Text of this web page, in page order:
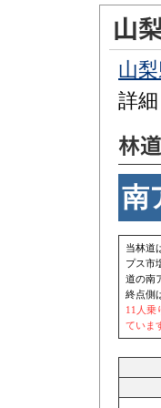
山
詳細
南
当林道
プス市
道の南
終点側
11人乗
ていま